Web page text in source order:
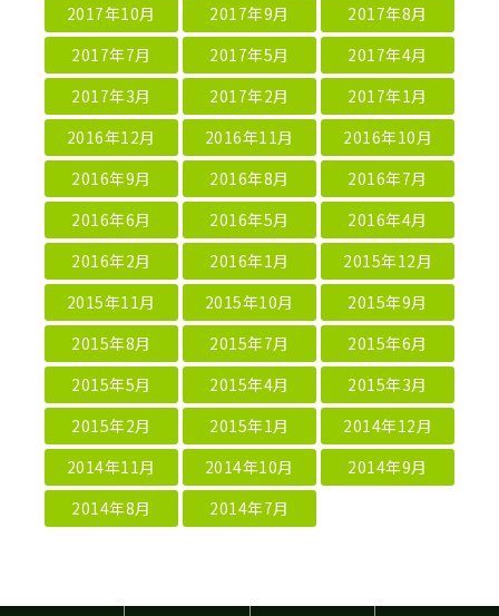
2017年10月
2017年9月
2017年8月
2017年7月
2017年5月
2017年4月
2017年3月
2017年2月
2017年1月
2016年12月
2016年11月
2016年10月
2016年9月
2016年8月
2016年7月
2016年6月
2016年5月
2016年4月
2016年2月
2016年1月
2015年12月
2015年11月
2015年10月
2015年9月
2015年8月
2015年7月
2015年6月
2015年5月
2015年4月
2015年3月
2015年2月
2015年1月
2014年12月
2014年11月
2014年10月
2014年9月
2014年8月
2014年7月